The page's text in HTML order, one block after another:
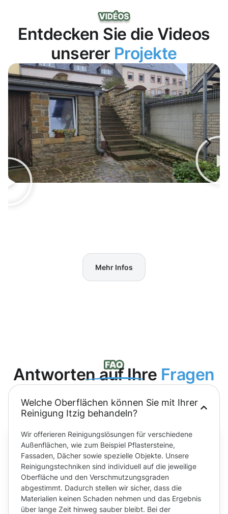
Entdecken Sie die Videos
unserer Projekte
Mehr Infos
Antworten auf Ihre Fragen
Welche Oberflächen können Sie mit Ihrer
Reinigung Itzig behandeln?
Wir offerieren Reinigungslösungen für verschiedene
Außenflächen, wie zum Beispiel Pflastersteine,
Fassaden, Dächer sowie spezielle Objekte. Unsere
Reinigungstechniken sind individuell auf die jeweilige
Oberfläche und den Verschmutzungsgraden
abgestimmt. Dadurch stellen wir sicher, dass die
Materialien keinen Schaden nehmen und das Ergebnis
über lange Zeit hinweg sauber bleibt. Bei der